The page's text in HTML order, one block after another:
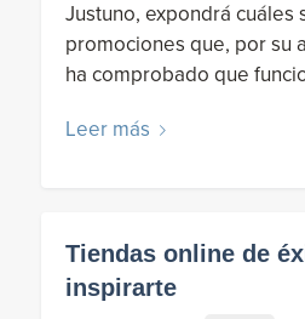
Justuno, expondrá cuáles
promociones que, por su
ha comprobado que
Leer más
Tiendas online de
inspirarte